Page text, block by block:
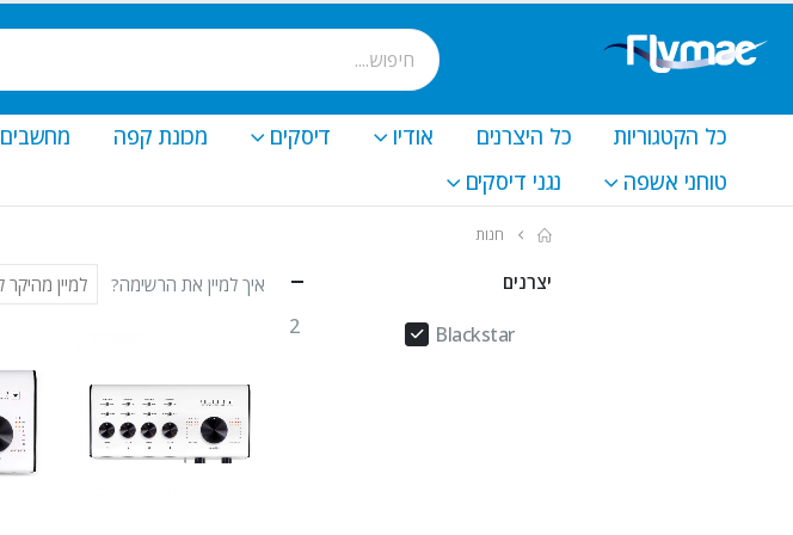
כל הקטגוריות כל היצרנים אודיו דיסקים מכונת קפה מחשבים
טוחני אשפה
נגני דיסקים
חנות
איך למיין את הרשימה? יצרנים
Blackstar
2